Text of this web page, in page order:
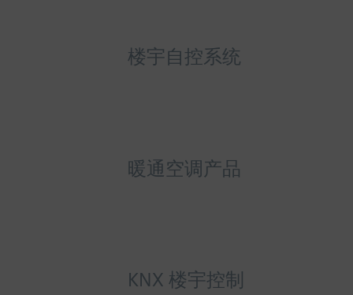
楼宇自控系统
暖通空调产品
KNX 楼宇控制